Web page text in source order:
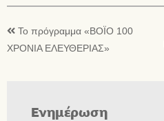
Το πρόγραμμα «ΒΟΪΟ 100
ΧΡΟΝΙΑ ΕΛΕΥΘΕΡΙΑΣ»
Ενημέρωση